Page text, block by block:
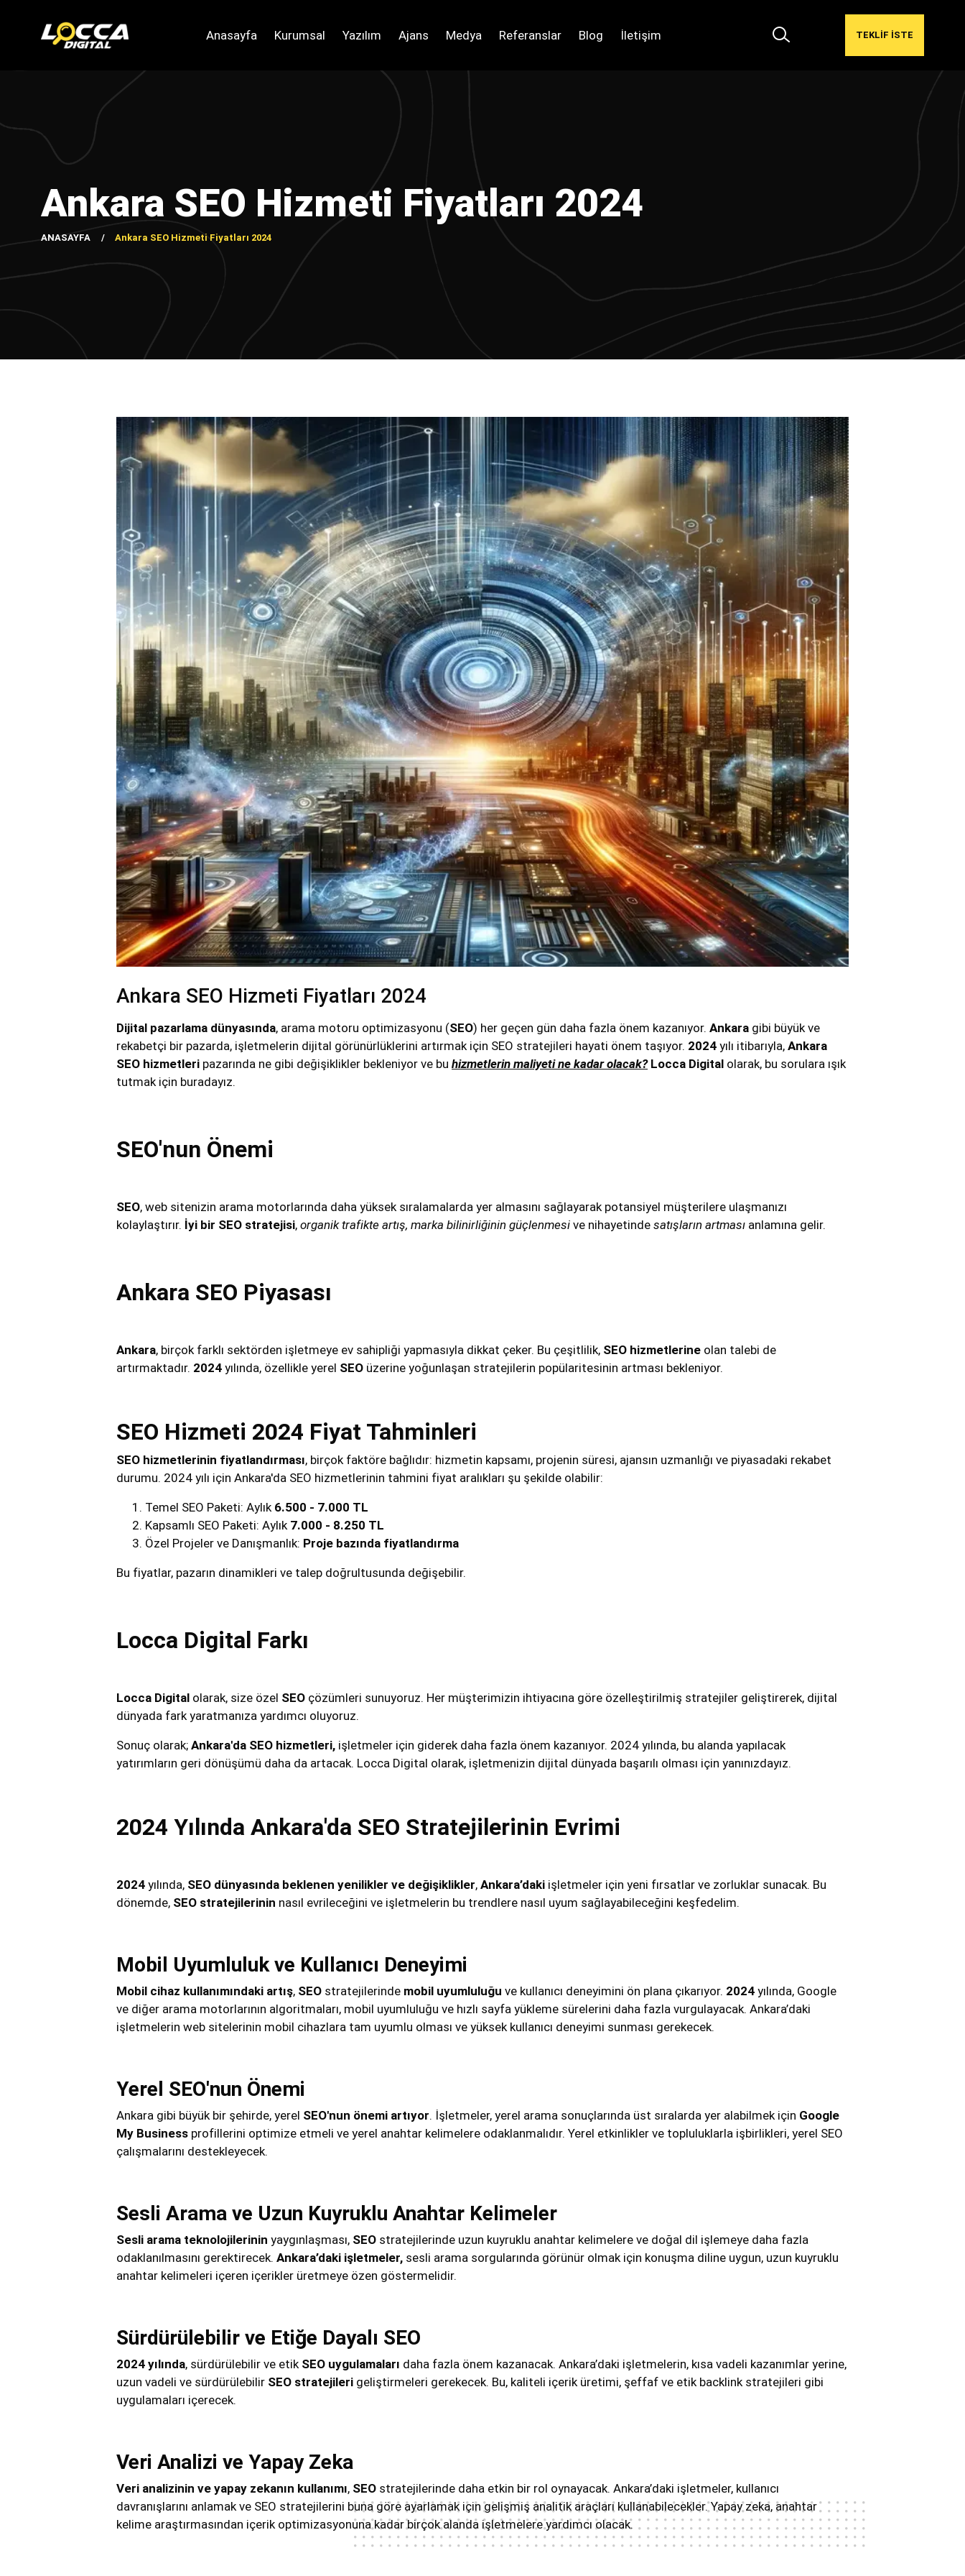
Anasayfa Kurumsal Yazılım Ajans Medya Referanslar Blog İletişim TEKLİF İSTE
Ankara SEO Hizmeti Fiyatları 2024
ANASAYFA Ankara SEO Hizmeti Fiyatları 2024
Ankara SEO Hizmeti Fiyatları 2024
Dijital pazarlama dünyasında, arama motoru optimizasyonu (SEO) her geçen gün daha fazla önem kazanıyor. Ankara gibi büyük ve
rekabetçi bir pazarda, işletmelerin dijital görünürlüklerini artırmak için SEO stratejileri hayati önem taşıyor. 2024 yılı itibarıyla, Ankara
SEO hizmetleri pazarında ne gibi değişiklikler bekleniyor ve bu hizmetlerin maliyeti ne kadar olacak? Locca Digital olarak, bu sorulara ışık
tutmak için buradayız.
SEO'nun Önemi
SEO, web sitenizin arama motorlarında daha yüksek sıralamalarda yer almasını sağlayarak potansiyel müşterilere ulaşmanızı
kolaylaştırır. İyi bir SEO stratejisi, organik trafikte artış, marka bilinirliğinin güçlenmesi ve nihayetinde satışların artması anlamına gelir.
Ankara SEO Piyasası
Ankara, birçok farklı sektörden işletmeye ev sahipliği yapmasıyla dikkat çeker. Bu çeşitlilik, SEO hizmetlerine olan talebi de
artırmaktadır. 2024 yılında, özellikle yerel SEO üzerine yoğunlaşan stratejilerin popülaritesinin artması bekleniyor.
SEO Hizmeti 2024 Fiyat Tahminleri
SEO hizmetlerinin fiyatlandırması, birçok faktöre bağlıdır: hizmetin kapsamı, projenin süresi, ajansın uzmanlığı ve piyasadaki rekabet
durumu. 2024 yılı için Ankara'da SEO hizmetlerinin tahmini fiyat aralıkları şu şekilde olabilir:
Temel SEO Paketi: Aylık 6.500 - 7.000 TL
Kapsamlı SEO Paketi: Aylık 7.000 - 8.250 TL
Özel Projeler ve Danışmanlık: Proje bazında fiyatlandırma
Bu fiyatlar, pazarın dinamikleri ve talep doğrultusunda değişebilir.
Locca Digital Farkı
Locca Digital olarak, size özel SEO çözümleri sunuyoruz. Her müşterimizin ihtiyacına göre özelleştirilmiş stratejiler geliştirerek, dijital
dünyada fark yaratmanıza yardımcı oluyoruz.
Sonuç olarak; Ankara'da SEO hizmetleri, işletmeler için giderek daha fazla önem kazanıyor. 2024 yılında, bu alanda yapılacak
yatırımların geri dönüşümü daha da artacak. Locca Digital olarak, işletmenizin dijital dünyada başarılı olması için yanınızdayız.
2024 Yılında Ankara'da SEO Stratejilerinin Evrimi
2024 yılında, SEO dünyasında beklenen yenilikler ve değişiklikler, Ankara’daki işletmeler için yeni fırsatlar ve zorluklar sunacak. Bu
dönemde, SEO stratejilerinin nasıl evrileceğini ve işletmelerin bu trendlere nasıl uyum sağlayabileceğini keşfedelim.
Mobil Uyumluluk ve Kullanıcı Deneyimi
Mobil cihaz kullanımındaki artış, SEO stratejilerinde mobil uyumluluğu ve kullanıcı deneyimini ön plana çıkarıyor. 2024 yılında, Google
ve diğer arama motorlarının algoritmaları, mobil uyumluluğu ve hızlı sayfa yükleme sürelerini daha fazla vurgulayacak. Ankara’daki
işletmelerin web sitelerinin mobil cihazlara tam uyumlu olması ve yüksek kullanıcı deneyimi sunması gerekecek.
Yerel SEO'nun Önemi
Ankara gibi büyük bir şehirde, yerel SEO'nun önemi artıyor. İşletmeler, yerel arama sonuçlarında üst sıralarda yer alabilmek için Google
My Business profillerini optimize etmeli ve yerel anahtar kelimelere odaklanmalıdır. Yerel etkinlikler ve topluluklarla işbirlikleri, yerel SEO
çalışmalarını destekleyecek.
Sesli Arama ve Uzun Kuyruklu Anahtar Kelimeler
Sesli arama teknolojilerinin yaygınlaşması, SEO stratejilerinde uzun kuyruklu anahtar kelimelere ve doğal dil işlemeye daha fazla
odaklanılmasını gerektirecek. Ankara’daki işletmeler, sesli arama sorgularında görünür olmak için konuşma diline uygun, uzun kuyruklu
anahtar kelimeleri içeren içerikler üretmeye özen göstermelidir.
Sürdürülebilir ve Etiğe Dayalı SEO
2024 yılında, sürdürülebilir ve etik SEO uygulamaları daha fazla önem kazanacak. Ankara’daki işletmelerin, kısa vadeli kazanımlar yerine,
uzun vadeli ve sürdürülebilir SEO stratejileri geliştirmeleri gerekecek. Bu, kaliteli içerik üretimi, şeffaf ve etik backlink stratejileri gibi
uygulamaları içerecek.
Veri Analizi ve Yapay Zeka
Veri analizinin ve yapay zekanın kullanımı, SEO stratejilerinde daha etkin bir rol oynayacak. Ankara’daki işletmeler, kullanıcı
davranışlarını anlamak ve SEO stratejilerini buna göre ayarlamak için gelişmiş analitik araçları kullanabilecekler. Yapay zeka, anahtar
kelime araştırmasından içerik optimizasyonuna kadar birçok alanda işletmelere yardımcı olacak.